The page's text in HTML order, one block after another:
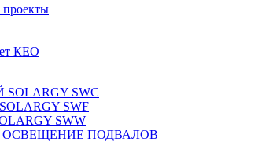
проекты
КЕО
SWC
SWF
SWW
ОСВЕЩЕНИЕ ПОДВАЛОВ